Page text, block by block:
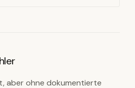
aber ohne dokumentierte